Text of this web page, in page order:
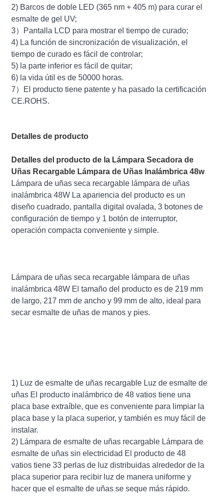
2) Barcos de doble LED (365 nm + 405 m) para curar el
esmalte de gel UV;
3）Pantalla LCD para mostrar el tiempo de curado;
4) La función de sincronización de visualización, el
tiempo de curado es fácil de controlar;
5) la parte inferior es fácil de quitar;
6) la vida útil es de 50000 horas.
7）El producto tiene patente y ha pasado la certificación
CE.ROHS.
Detalles de producto
Detalles del producto de la Lámpara Secadora de
Uñas Recargable Lámpara de Uñas Inalámbrica 48w
Lámpara de uñas seca recargable lámpara de uñas
inalámbrica 48W La apariencia del producto es un
diseño cuadrado, pantalla digital ovalada, 3 botones de
configuración de tiempo y 1 botón de interruptor,
operación compacta conveniente y simple.
Lámpara de uñas seca recargable lámpara de uñas
inalámbrica 48W El tamaño del producto es de 219 mm
de largo, 217 mm de ancho y 99 mm de alto, ideal para
secar esmalte de uñas de manos y pies.
1) Luz de esmalte de uñas recargable Luz de esmalte de
uñas El producto inalámbrico de 48 vatios tiene una
placa base extraíble, que es conveniente para limpiar la
placa base y la placa superior, y también es muy fácil de
instalar.
2) Lámpara de esmalte de uñas recargable Lámpara de
esmalte de uñas sin electricidad El producto de 48
vatios tiene 33 perlas de luz distribuidas alrededor de la
placa superior para recibir luz de manera uniforme y
hacer que el esmalte de uñas se seque más rápido.